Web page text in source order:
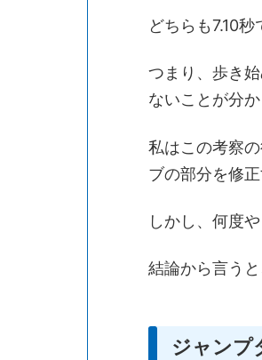
どちらも7.10
つまり、歩き
ないことが分か
私はこの考察
ブの部分を修正
しかし、何度
結論から言うと
ジャンプ